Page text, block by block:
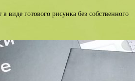
виде готового рисунка без собственного